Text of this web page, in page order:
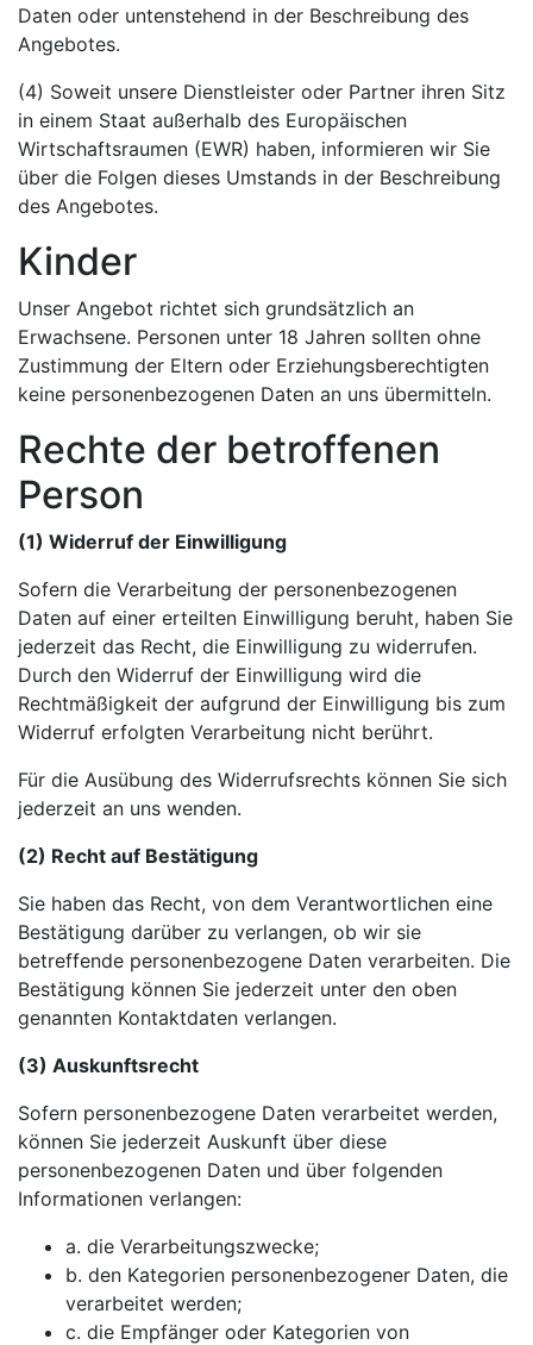
Daten oder untenstehend in der Beschreibung des
Angebotes.
(4) Soweit unsere Dienstleister oder Partner ihren Sitz
in einem Staat außerhalb des Europäischen
Wirtschaftsraumen (EWR) haben, informieren wir Sie
über die Folgen dieses Umstands in der Beschreibung
des Angebotes.
Kinder
Unser Angebot richtet sich grundsätzlich an
Erwachsene. Personen unter 18 Jahren sollten ohne
Zustimmung der Eltern oder Erziehungsberechtigten
keine personenbezogenen Daten an uns übermitteln.
Rechte der betroffenen
Person
(1) Widerruf der Einwilligung
Sofern die Verarbeitung der personenbezogenen
Daten auf einer erteilten Einwilligung beruht, haben Sie
jederzeit das Recht, die Einwilligung zu widerrufen.
Durch den Widerruf der Einwilligung wird die
Rechtmäßigkeit der aufgrund der Einwilligung bis zum
Widerruf erfolgten Verarbeitung nicht berührt.
Für die Ausübung des Widerrufsrechts können Sie sich
jederzeit an uns wenden.
(2) Recht auf Bestätigung
Sie haben das Recht, von dem Verantwortlichen eine
Bestätigung darüber zu verlangen, ob wir sie
betreffende personenbezogene Daten verarbeiten. Die
Bestätigung können Sie jederzeit unter den oben
genannten Kontaktdaten verlangen.
(3) Auskunftsrecht
Sofern personenbezogene Daten verarbeitet werden,
können Sie jederzeit Auskunft über diese
personenbezogenen Daten und über folgenden
Informationen verlangen:
a. die Verarbeitungszwecke;
b. den Kategorien personenbezogener Daten, die
verarbeitet werden;
c. die Empfänger oder Kategorien von